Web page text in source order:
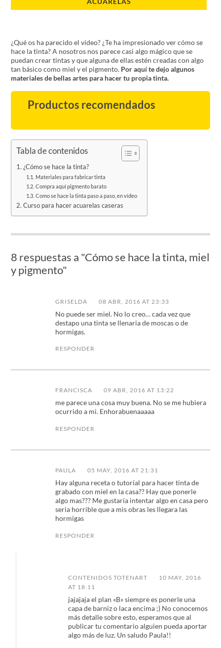
¿Qué os ha parecido el vídeo? ¿Te ha impresionado ver cómo se
hace la tinta? A nosotros nos parece casi algo mágico que se
puedan crear tintas y que alguna de ellas estén creadas con algo
tan básico como miel y el pigmento. Por aquí te dejo algunos
materiales de bellas artes para hacer tu propia tinta.
Productos recomendados
Tabla de contenidos
¿Cómo se hace la tinta?
Materiales para fabricar tinta
Compra aquí pigmento barato
Como se hace la tinta paso a paso, en vídeo
Curso para hacer acuarelas caseras
8 respuestas a "Cómo se hace la tinta, miel
y pigmento"
GRISELDA 08 ABR, 2016 AT 23:33
No puede ser miel. No lo creo… cada vez que
destapo una tinta se llenaria de moscas o de
hormigas.
RESPONDER
FRANCISCA 09 ABR, 2016 AT 13:22
me parece una cosa muy buena. No se me hubiera
ocurrido a mi. Enhorabuenaaaaa
RESPONDER
PAULA 05 MAY, 2016 AT 21:31
Hay alguna receta o tutoríal para hacer tinta de
grabado con miel en la casa?? Hay que ponerle
algo mas??? Me gustaría intentar algo en casa pero
seria horrible que a mis obras les llegara las
hormigas
RESPONDER
CONTENIDOS TOTENART
10 MAY, 2016
AT 18:11
jajajaja el plan «B» siempre es ponerle una
capa de barniz o laca encima ;) No conocemos
más detalle sobre esto, esperamos que al
publicar tu comentario alguien pueda aportar
algo más de luz. Un saludo Paula!!